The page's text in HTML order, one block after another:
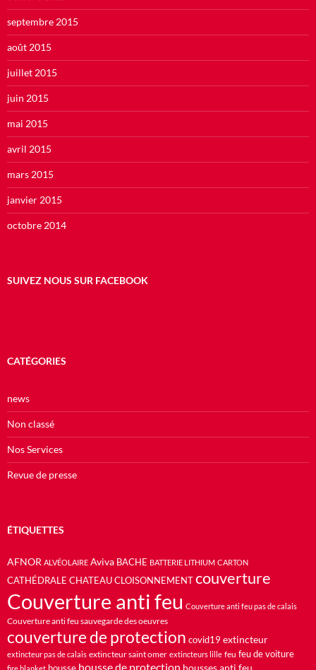
septembre 2015
août 2015
juillet 2015
juin 2015
mai 2015
avril 2015
mars 2015
janvier 2015
octobre 2014
SUIVEZ NOUS SUR FACEBOOK
CATÉGORIES
news
Non classé
Nos Services
Revue de presse
ÉTIQUETTES
AFNOR ALVÉOLAIRE Aviva BACHE BATTERIE LITHIUM CARTON
CATHÉDRALE CHATEAU CLOISONNEMENT couverture
Couverture anti feu Couverture anti feu pas de calais
Couverture anti feu sauvegarde des oeuvres
couverture de protection covid19 extincteur
extincteur pas de calais extincteur saint omer extincteurs lille feu feu de voiture
fire blanket housse de protection housses anti feu